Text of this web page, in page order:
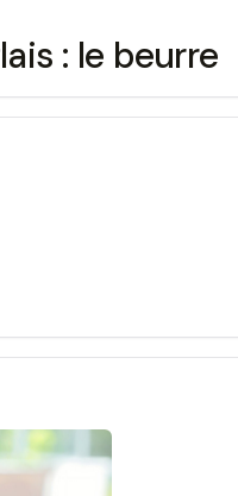
: le beurre